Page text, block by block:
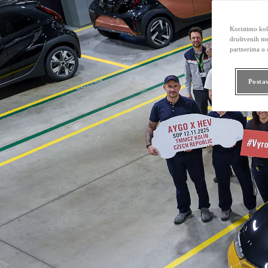
Koristimo
društvenih
partnerima u